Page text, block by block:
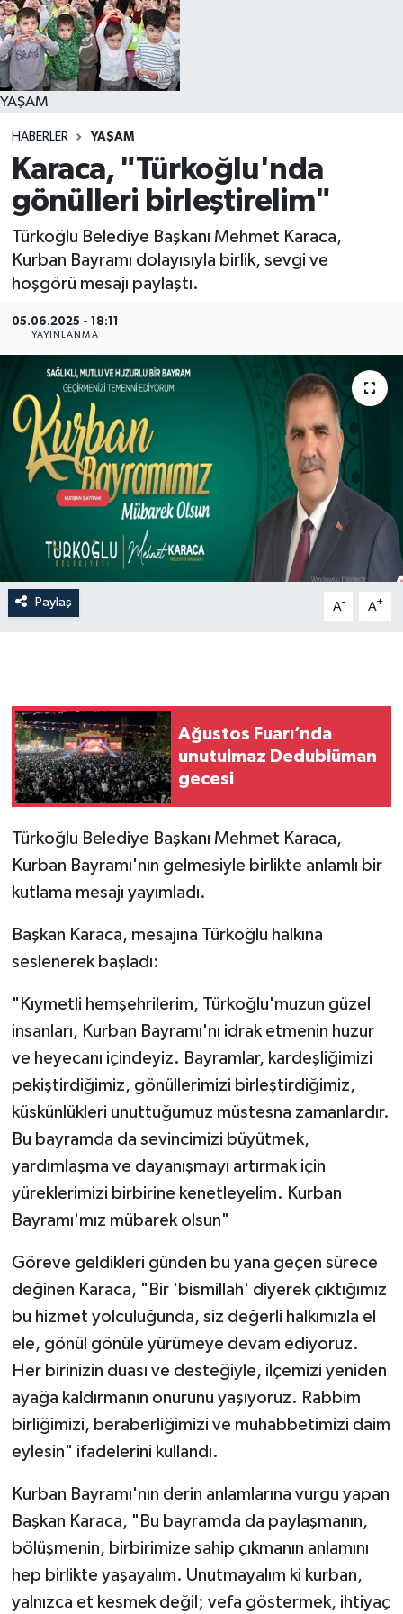
YAŞAM
HABERLER YAŞAM
Karaca, "Türkoğlu'nda
gönülleri birleştirelim"
Türkoğlu Belediye Başkanı Mehmet Karaca,
Kurban Bayramı dolayısıyla birlik, sevgi ve
hoşgörü mesajı paylaştı.
05.06.2025 - 18:11
YAYINLANMA
Paylaş A- A+
Ağustos Fuarı’nda
unutulmaz Dedublüman
gecesi
Türkoğlu Belediye Başkanı Mehmet Karaca,
Kurban Bayramı'nın gelmesiyle birlikte anlamlı bir
kutlama mesajı yayımladı.
Başkan Karaca, mesajına Türkoğlu halkına
seslenerek başladı:
"Kıymetli hemşehrilerim, Türkoğlu'muzun güzel
insanları, Kurban Bayramı'nı idrak etmenin huzur
ve heyecanı içindeyiz. Bayramlar, kardeşliğimizi
pekiştirdiğimiz, gönüllerimizi birleştirdiğimiz,
küskünlükleri unuttuğumuz müstesna zamanlardır.
Bu bayramda da sevincimizi büyütmek,
yardımlaşma ve dayanışmayı artırmak için
yüreklerimizi birbirine kenetleyelim. Kurban
Bayramı'mız mübarek olsun"
Göreve geldikleri günden bu yana geçen sürece
değinen Karaca, "Bir 'bismillah' diyerek çıktığımız
bu hizmet yolculuğunda, siz değerli halkımızla el
ele, gönül gönüle yürümeye devam ediyoruz.
Her birinizin duası ve desteğiyle, ilçemizi yeniden
ayağa kaldırmanın onurunu yaşıyoruz. Rabbim
birliğimizi, beraberliğimizi ve muhabbetimizi daim
eylesin" ifadelerini kullandı.
Kurban Bayramı'nın derin anlamlarına vurgu yapan
Başkan Karaca, "Bu bayramda da paylaşmanın,
bölüşmenin, birbirimize sahip çıkmanın anlamını
hep birlikte yaşayalım. Unutmayalım ki kurban,
yalnızca et kesmek değil; vefa göstermek, ihtiyaç
YAŞAM